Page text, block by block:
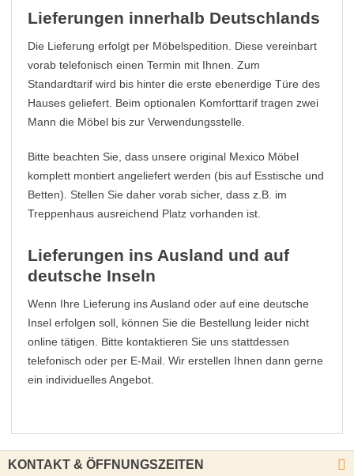
Lieferungen innerhalb Deutschlands
Die Lieferung erfolgt per Möbelspedition. Diese vereinbart
vorab telefonisch einen Termin mit Ihnen. Zum
Standardtarif wird bis hinter die erste ebenerdige Türe des
Hauses geliefert. Beim optionalen Komforttarif tragen zwei
Mann die Möbel bis zur Verwendungsstelle.
Bitte beachten Sie, dass unsere original Mexico Möbel
komplett montiert angeliefert werden (bis auf Esstische und
Betten). Stellen Sie daher vorab sicher, dass z.B. im
Treppenhaus ausreichend Platz vorhanden ist.
Lieferungen ins Ausland und auf
deutsche Inseln
Wenn Ihre Lieferung ins Ausland oder auf eine deutsche
Insel erfolgen soll, können Sie die Bestellung leider nicht
online tätigen. Bitte kontaktieren Sie uns stattdessen
telefonisch oder per E-Mail. Wir erstellen Ihnen dann gerne
ein individuelles Angebot.
KONTAKT & ÖFFNUNGSZEITEN